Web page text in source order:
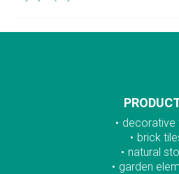
decorative
brick
natural
garden